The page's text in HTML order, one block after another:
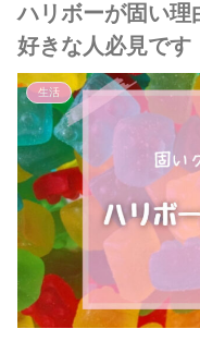
ハリボーが固い理
好きな人必見です
生活